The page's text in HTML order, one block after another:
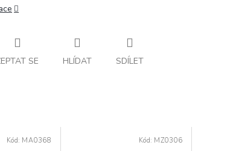
SE HLÍDAT SDÍLET
Kód: MA0368 Kód: MZ0306